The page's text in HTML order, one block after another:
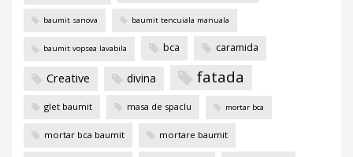
baumit sanova baumit tencuiala manuala
baumit vopsea lavabila bca caramida
Creative divina fatada
glet baumit masa de spaclu mortar bca
mortar bca baumit mortare baumit